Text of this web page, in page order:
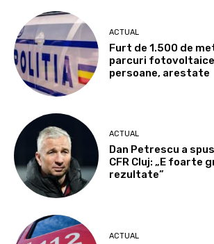
ACTUAL
Furt de 1.500 de
parcuri
persoane, arestate
ACTUAL
Dan Petrescu a
CFR Cluj: „E foarte
rezultate”
ACTUAL